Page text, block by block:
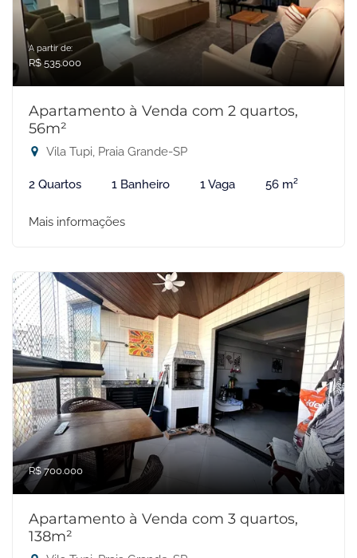
A partir de:
R$ 535.000
Apartamento à Venda com 2 quartos,
56m²
Vila Tupi, Praia Grande-SP
2 Quartos 1 Banheiro 1 Vaga 56 m²
Mais informações
R$ 700.000
Apartamento à Venda com 3 quartos,
138m²